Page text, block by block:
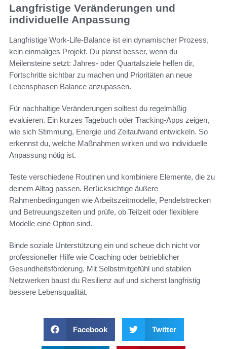
Langfristige Veränderungen und
individuelle Anpassung
Langfristige Work-Life-Balance ist ein dynamischer Prozess,
kein einmaliges Projekt. Du planst besser, wenn du
Meilensteine setzt: Jahres- oder Quartalsziele helfen dir,
Fortschritte sichtbar zu machen und Prioritäten an neue
Lebensphasen Balance anzupassen.
Für nachhaltige Veränderungen solltest du regelmäßig
evaluieren. Ein kurzes Tagebuch oder Tracking‑Apps zeigen,
wie sich Stimmung, Energie und Zeitaufwand entwickeln. So
erkennst du, welche Maßnahmen wirken und wo individuelle
Anpassung nötig ist.
Teste verschiedene Routinen und kombiniere Elemente, die zu
deinem Alltag passen. Berücksichtige äußere
Rahmenbedingungen wie Arbeitszeitmodelle, Pendelstrecken
und Betreuungszeiten und prüfe, ob Teilzeit oder flexiblere
Modelle eine Option sind.
Binde soziale Unterstützung ein und scheue dich nicht vor
professioneller Hilfe wie Coaching oder betrieblicher
Gesundheitsförderung. Mit Selbstmitgefühl und stabilen
Netzwerken baust du Resilienz auf und sicherst langfristig
bessere Lebensqualität.
Facebook Twitter